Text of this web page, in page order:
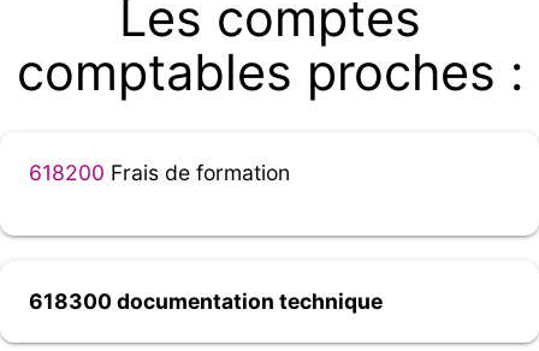
Les comptes
comptables proches :
618200 Frais de formation
618300 documentation technique